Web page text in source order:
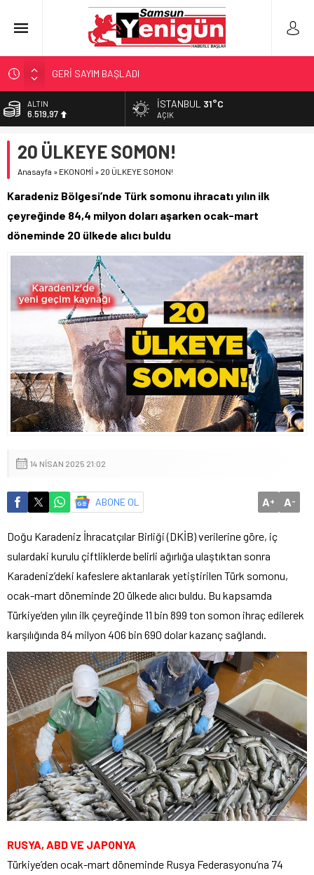
GERİ SAYIM BAŞLADI
SAMSUNSPOR’DA HEDEF 5’İNCİLİK!
‘BAFRA’YA YATIRIM YAPIN!’
YÖNETİCİ SEÇERKEN YAPILAN EN BÜYÜK HATALAR
ALTIN
6.519,97
13.798,82
DOLAR
55,0112
İSTANBUL 31°C
AÇIK
20 ÜLKEYE SOMON!
Anasayfa » EKONOMİ » 20 ÜLKEYE SOMON!
Karadeniz Bölgesi’nde Türk somonu ihracatı yılın ilk
çeyreğinde 84,4 milyon doları aşarken ocak-mart
döneminde 20 ülkede alıcı buldu
14 NISAN 2025 21:02
ABONE OL A+ A-
Doğu Karadeniz İhracatçılar Birliği (DKİB) verilerine göre, iç
sulardaki kurulu çiftliklerde belirli ağırlığa ulaştıktan sonra
Karadeniz’deki kafeslere aktarılarak yetiştirilen Türk somonu,
ocak-mart döneminde 20 ülkede alıcı buldu. Bu kapsamda
Türkiye’den yılın ilk çeyreğinde 11 bin 899 ton somon ihraç edilerek
karşılığında 84 milyon 406 bin 690 dolar kazanç sağlandı.
RUSYA, ABD VE JAPONYA
Türkiye’den ocak-mart döneminde Rusya Federasyonu’na 74